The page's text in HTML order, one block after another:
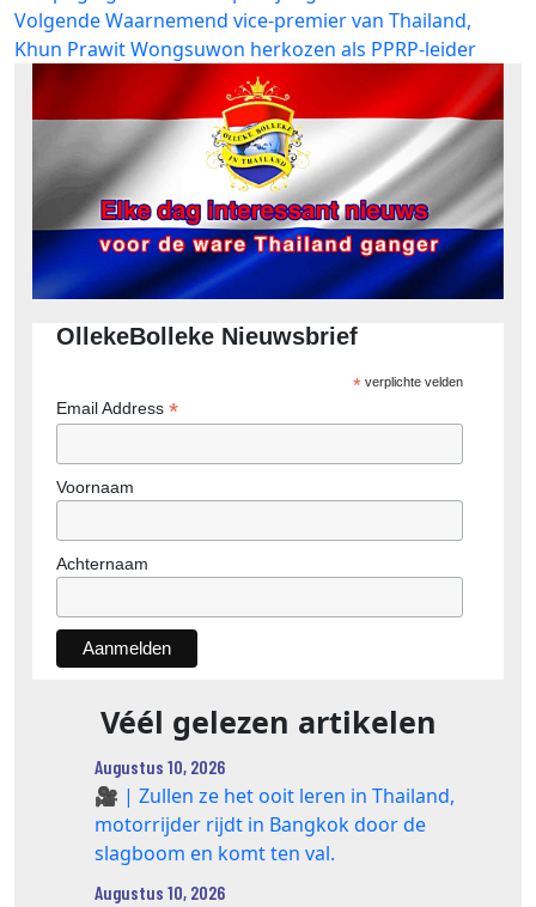
VolgendeVolgend
bericht:
Waarnemend vice-premier van Thailand,
Khun Prawit Wongsuwon herkozen als PPRP-leider
OllekeBolleke Nieuwsbrief
*verplichte velden
Email Address *
Voornaam
Achternaam
Véél gelezen artikelen
Augustus 10, 2026
🎥 | Zullen ze het ooit leren in Thailand,
motorrijder rijdt in Bangkok door de
slagboom en komt ten val.
Augustus 10, 2026